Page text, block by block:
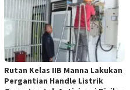
Rutan Kelas IIB Manna Lakukan
Pergantian Handle Listrik